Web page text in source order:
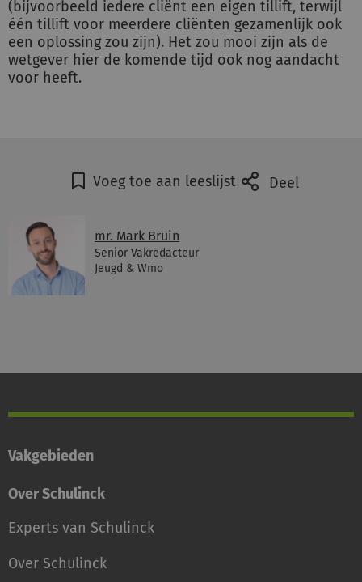
(bijvoorbeeld iedere cliënt een eigen tillift, terwijl
één tillift voor meerdere cliënten gezamenlijk ook
een oplossing zou zijn). Het zou mooi zijn als de
wetgever hier de komende tijd ook nog aandacht
voor heeft.
Voeg toe aan leeslijst Deel
mr. Mark Bruin
Senior Vakredacteur
Jeugd & Wmo
Vakgebieden
Over Schulinck
Experts van Schulinck
Over Schulinck